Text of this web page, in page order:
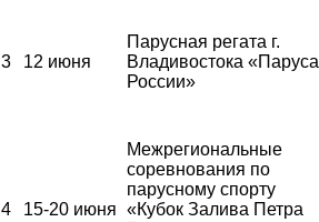
3 12 июня
Парусная регата г.
Владивостока «Паруса
России»
4 15-20 июня
Межрегиональные
соревнования по
парусному спорту
«Кубок Залива Петра